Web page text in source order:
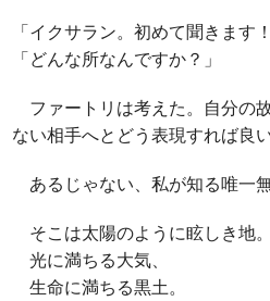
「イクサラン。初めて聞きます
「どんな所なんですか？」
ファートリは考えた。自分の
ない相手へとどう表現すれば良
あるじゃない、私が知る唯一無
そこは太陽のように眩しき地。
光に満ちる大気、
生命に満ちる黒土。